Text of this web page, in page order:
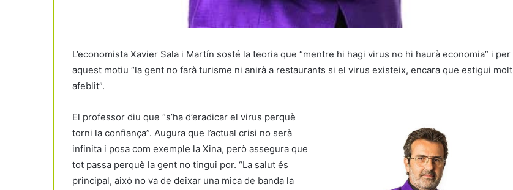
L’economista Xavier Sala i Martín sosté la teoria que “mentre hi hagi virus no hi haurà economia” i per
aquest motiu “la gent no farà turisme ni anirà a restaurants si el virus existeix, encara que estigui molt
afeblit”.
El professor diu que “s’ha d’eradicar el virus perquè
torni la confiança”. Augura que l’actual crisi no serà
infinita i posa com exemple la Xina, però assegura que
tot passa perquè la gent no tingui por. “La salut és
principal, això no va de deixar una mica de banda la